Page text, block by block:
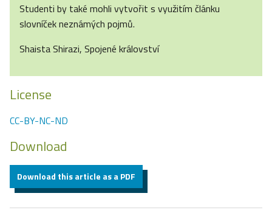
Studenti by také mohli vytvořit s využitím článku
slovníček neznámých pojmů.
Shaista Shirazi, Spojené království
License
CC-BY-NC-ND
Download
Download this article as a PDF